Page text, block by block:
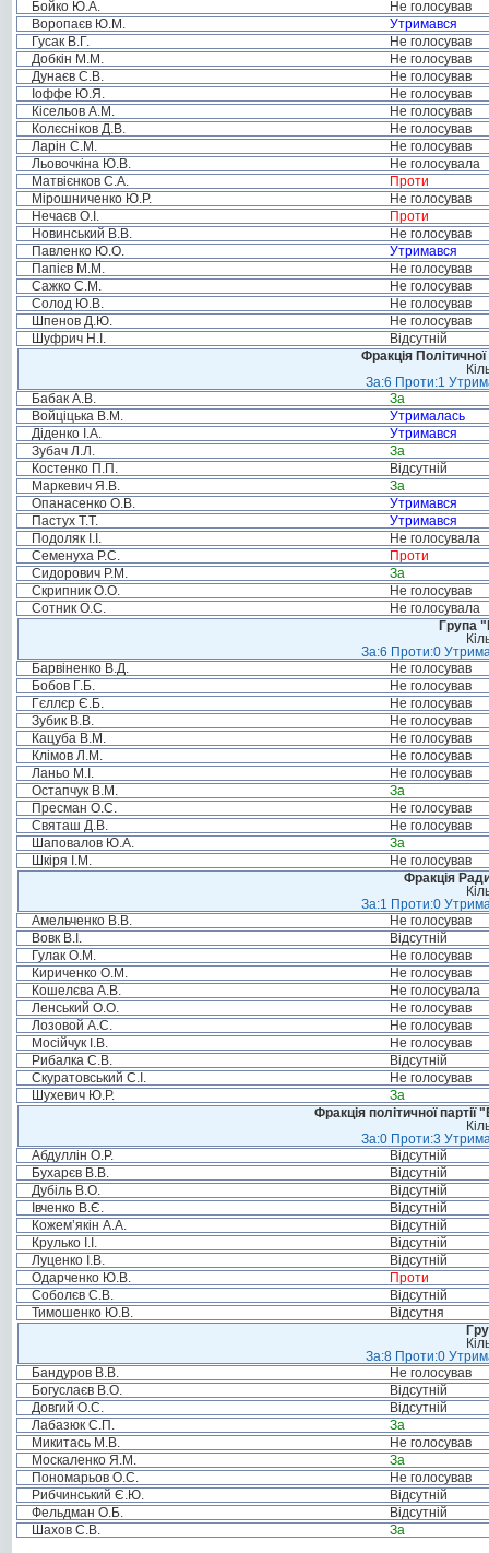
Бойко Ю.А.
Не голосував
Воропаєв Ю.М.
Утримався
Гусак В.Г.
Не голосував
Добкін М.М.
Не голосував
Дунаєв С.В.
Не голосував
Іоффе Ю.Я.
Не голосував
Кісельов А.М.
Не голосував
Колєсніков Д.В.
Не голосував
Ларін С.М.
Не голосував
Льовочкіна Ю.В.
Не голосувала
Матвієнков С.А.
Проти
Мірошниченко Ю.Р.
Не голосував
Нечаєв О.І.
Проти
Новинський В.В.
Не голосував
Павленко Ю.О.
Утримався
Папієв М.М.
Не голосував
Сажко С.М.
Не голосував
Солод Ю.В.
Не голосував
Шпенов Д.Ю.
Не голосував
Шуфрич Н.І.
Відсутній
Фракція
За:6 Проти:1
Бабак А.В.
За
Войціцька В.М.
Утрималась
Діденко І.А.
Утримався
Зубач Л.Л.
За
Костенко П.П.
Відсутній
Маркевич Я.В.
За
Опанасенко О.В.
Утримався
Пастух Т.Т.
Утримався
Подоляк І.І.
Не голосувала
Семенуха Р.С.
Проти
Сидорович Р.М.
За
Скрипник О.О.
Не голосував
Сотник О.С.
Не голосувала
Група
За:6 Проти:0
Барвіненко В.Д.
Не голосував
Бобов Г.Б.
Не голосував
Гєллєр Є.Б.
Не голосував
Зубик В.В.
Не голосував
Кацуба В.М.
Не голосував
Клімов Л.М.
Не голосував
Ланьо М.І.
Не голосував
Остапчук В.М.
За
Пресман О.С.
Не голосував
Святаш Д.В.
Не голосував
Шаповалов Ю.А.
За
Шкіря І.М.
Не голосував
Фракція
За:1 Проти:0
Амельченко В.В.
Не голосував
Вовк В.І.
Відсутній
Гулак О.М.
Не голосував
Кириченко О.М.
Не голосував
Кошелєва А.В.
Не голосувала
Ленський О.О.
Не голосував
Лозовой А.С.
Не голосував
Мосійчук І.В.
Не голосував
Рибалка С.В.
Відсутній
Скуратовський С.І.
Не голосував
Шухевич Ю.Р.
За
Фракція політичної
За:0 Проти:3
Абдуллін О.Р.
Відсутній
Бухарєв В.В.
Відсутній
Дубіль В.О.
Відсутній
Івченко В.Є.
Відсутній
Кожем’якін А.А.
Відсутній
Крулько І.І.
Відсутній
Луценко І.В.
Відсутній
Одарченко Ю.В.
Проти
Соболєв С.В.
Відсутній
Тимошенко Ю.В.
Відсутня
За:8 Проти:0
Бандуров В.В.
Не голосував
Богуслаєв В.О.
Відсутній
Довгий О.С.
Відсутній
Лабазюк С.П.
За
Микитась М.В.
Не голосував
Москаленко Я.М.
За
Пономарьов О.С.
Не голосував
Рибчинський Є.Ю.
Відсутній
Фельдман О.Б.
Відсутній
Шахов С.В.
За